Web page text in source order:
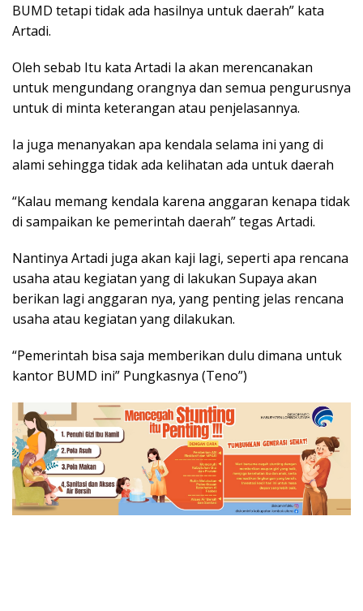
BUMD tetapi tidak ada hasilnya untuk daerah” kata
Artadi.
Oleh sebab Itu kata Artadi Ia akan merencanakan
untuk mengundang orangnya dan semua pengurusnya
untuk di minta keterangan atau penjelasannya.
Ia juga menanyakan apa kendala selama ini yang di
alami sehingga tidak ada kelihatan ada untuk daerah
“Kalau memang kendala karena anggaran kenapa tidak
di sampaikan ke pemerintah daerah” tegas Artadi.
Nantinya Artadi juga akan kaji lagi, seperti apa rencana
usaha atau kegiatan yang di lakukan Supaya akan
berikan lagi anggaran nya, yang penting jelas rencana
usaha atau kegiatan yang dilakukan.
“Pemerintah bisa saja memberikan dulu dimana untuk
kantor BUMD ini” Pungkasnya (Teno”)